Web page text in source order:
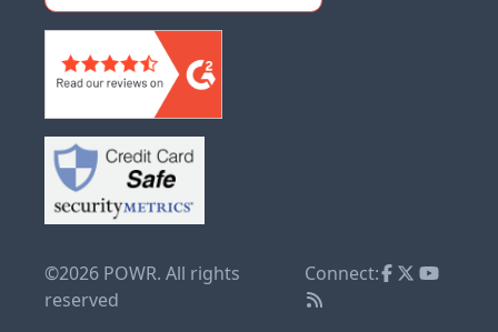
©2026 POWR. All rights
reserved
Connect: